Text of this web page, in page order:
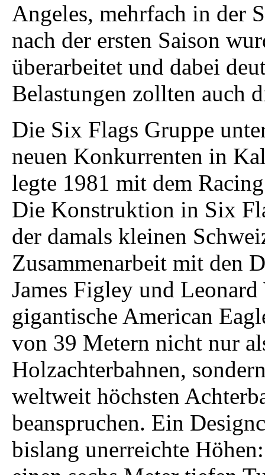
Angeles, mehrfach in der
nach der ersten Saison
überarbeitet und dabei
Belastungen zollten auch
Die Six Flags Gruppe
neuen Konkurrenten in
legte 1981 mit dem
Die Konstruktion in Six
der damals kleinen
Zusammenarbeit mit den
James Figley und
gigantische American
von 39 Metern nicht nur
Holzachterbahnen,
weltweit höchsten
beanspruchen. Ein
bislang unerreichte